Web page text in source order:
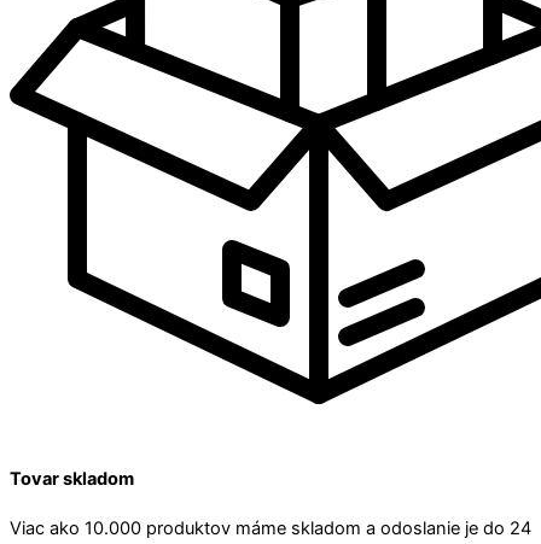
Tovar skladom
Viac ako 10.000 produktov máme skladom a odoslanie je do 24